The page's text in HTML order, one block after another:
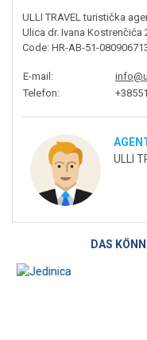
ULLI TRAVEL turistička
Ulica dr. Ivana Kostrenčića
Code: HR-AB-51-
E-mail:
Telefon:
ULLI
DAS